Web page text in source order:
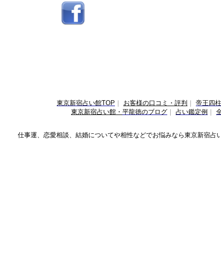
東京新宿占い館TOP ｜ お客様の口コミ・評判 ｜ 帝王四
東京新宿占い館・ 平龍徳のブログ ｜ 占い鑑定例 ｜
仕事運、恋愛相談、結婚についてや相性などでお悩みなら東京新宿占